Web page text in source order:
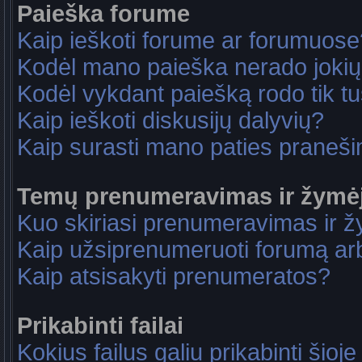
Paieška forume
Kaip ieškoti forume ar
Kodėl mano paieška nerado
Kodėl vykdant paiešką rodo tik
Kaip ieškoti diskusijų dalyvių?
Kaip surasti mano paties
Temų prenumeravimas ir
Kuo skiriasi prenumeravimas ir
Kaip užsiprenumeruoti forumą
Kaip atsisakyti prenumeratos?
Prikabinti failai
Kokius failus galiu prikabinti